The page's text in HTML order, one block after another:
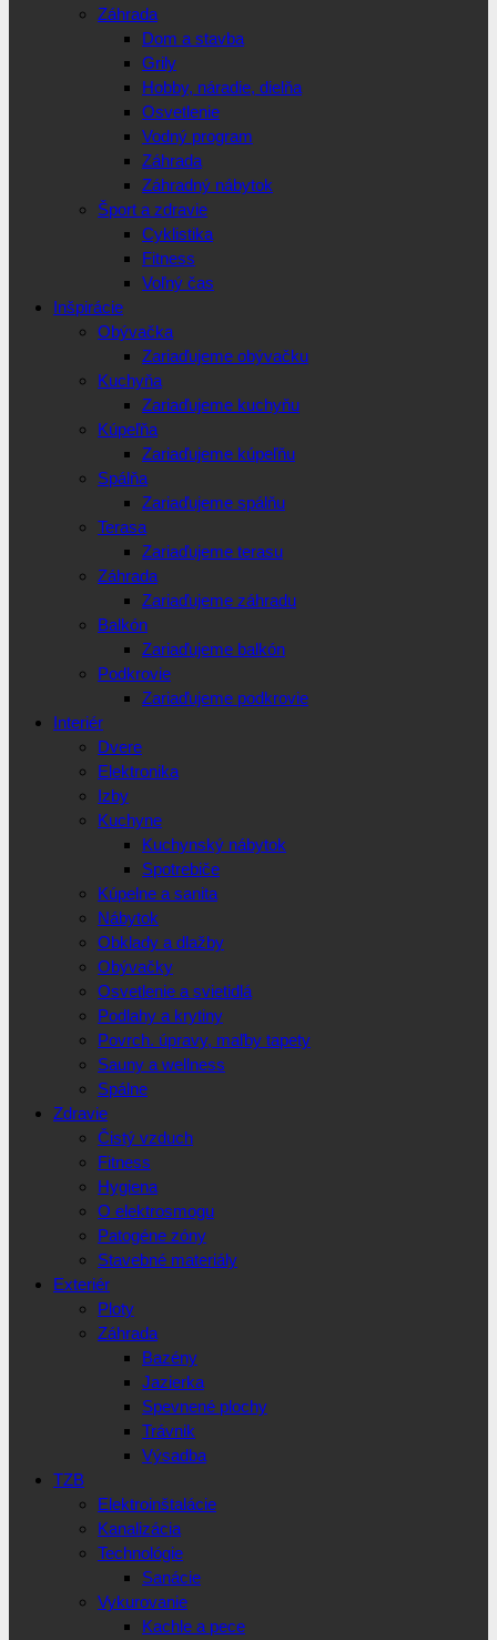
Záhrada
Dom a stavba
Grily
Hobby, náradie, dielňa
Osvetlenie
Vodný program
Záhrada
Záhradný nábytok
Šport a zdravie
Cyklistika
Fitness
Voľný čas
Inšpirácie
Obývačka
Zariaďujeme obývačku
Kuchyňa
Zariaďujeme kuchyňu
Kúpeľňa
Zariaďujeme kúpeľňu
Spálňa
Zariaďujeme spálňu
Terasa
Zariaďujeme terasu
Záhrada
Zariaďujeme záhradu
Balkón
Zariaďujeme balkón
Podkrovie
Zariaďujeme podkrovie
Interiér
Dvere
Elektronika
Izby
Kuchyne
Kuchynský nábytok
Spotrebiče
Kúpelne a sanita
Nábytok
Obklady a dlažby
Obývačky
Osvetlenie a svietidlá
Podlahy a krytiny
Povrch. úpravy, maľby tapety
Sauny a wellness
Spálne
Zdravie
Čistý vzduch
Fitness
Hygiena
O elektrosmogu
Patogéne zóny
Stavebné materiály
Exteriér
Ploty
Záhrada
Bazény
Jazierka
Spevnené plochy
Trávnik
Výsadba
TZB
Elektroinštalácie
Kanalizácia
Technológie
Sanácie
Vykurovanie
Kachle a pece